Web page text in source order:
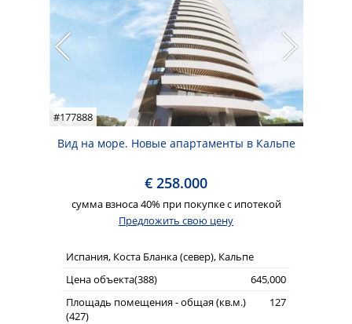
#177888
Вид на море. Новые апартаменты в Кальпе
€ 258.000
сумма взноса 40% при покупке с ипотекой
Предложить свою цену
Испания, Коста Бланка (север), Кальпе
Цена объекта(388)
645,000
Площадь помещения - общая (кв.м.)
(427)
127